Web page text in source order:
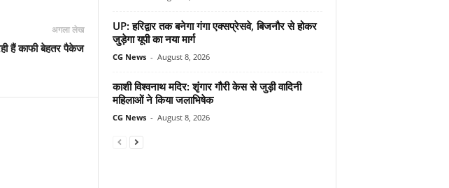
अगला लेख
हैं काफी बेहतर पैकेज
UP: हरिद्वार तक बनेगा गंगा एक्सप्रेसवे, बिजनौर से होकर
जुड़ेगा यूपी का नया मार्ग
CG News - August 8, 2026
काशी विश्वनाथ मदिर: शृंगार गौरी केस से जुड़ी वादिनी
महिलाओं ने किया जलाभिषेक
CG News - August 8, 2026